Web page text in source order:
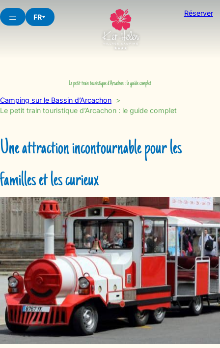
au
contenu
FR Réserver
Le petit train touristique d’Arcachon : le guide complet
Camping sur le Bassin d’Arcachon
Le petit train touristique d’Arcachon : le guide complet
Une attraction incontournable pour les
familles et les curieux